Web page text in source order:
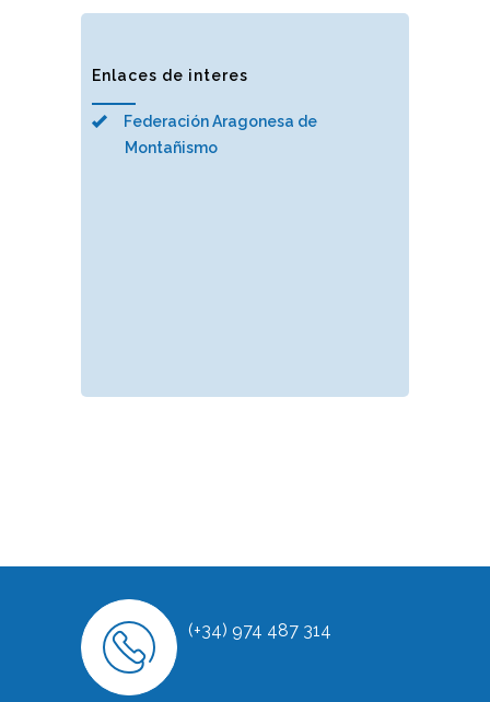
Enlaces de interes
Federación Aragonesa de
Montañismo
(+34) 974 487 314